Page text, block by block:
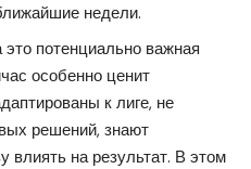
недели.
потенциально важная
особенно ценит
к лиге, не
решений, знают
влиять на результат. В этом